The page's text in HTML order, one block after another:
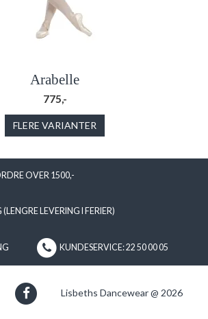
Arabelle
775,-
FLERE VARIANTER
OVER 1500,-
(LENGRE LEVERING I FERIER)
KUNDESERVICE: 22 50 00 05
Lisbeths Dancewear @ 2026